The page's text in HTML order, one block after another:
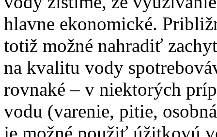
hlavne ekonomické.
totiž možné nahradiť
na kvalitu vody
rovnaké – v niektorých
vodu (varenie, pitie,
je možné použiť úžitkovú